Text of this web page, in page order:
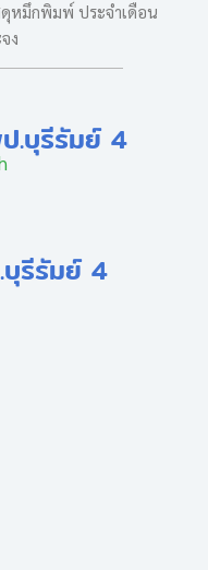
ดุหมึกพิมพ์ ประจำเดือน
ง
.บุรีรัมย์ 4
รีรัมย์ 4